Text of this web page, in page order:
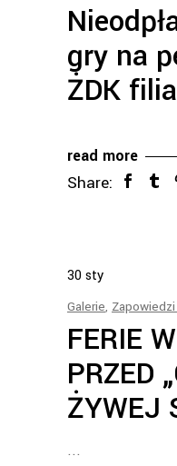
gry na
ŻDK
read more
Share:
30sty
Galerie,
FERIE
PRZED
ŻYWEJ